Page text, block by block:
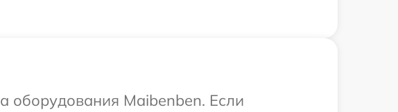
оборудования Maibenben. Если